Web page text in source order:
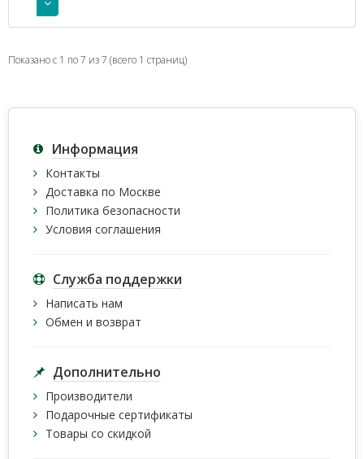
Показано с 1 по 7 из 7 (всего 1 страниц)
Информация
Контакты
Доставка по Москве
Политика безопасности
Условия соглашения
Служба поддержки
Написать нам
Обмен и возврат
Дополнительно
Производители
Подарочные сертификаты
Товары со скидкой